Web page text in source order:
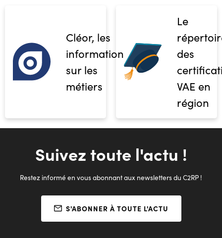
Cléor, les
informations
sur les
métiers
Le
des
VAE en
région
Suivez toute l'actu !
Restez informé en vous abonnant aux newsletters du C2RP !
S'ABONNER À TOUTE L'ACTU